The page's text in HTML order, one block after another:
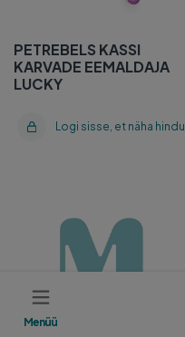
Menüü
PETREBELS KASSI
KARVADE EEMALDAJA
LUCKY
Logi sisse, et näha hindu
MICROBIOME BALANCE